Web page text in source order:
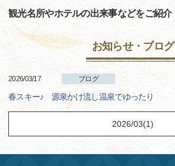
観光名所やホテルの出来事などをご紹介
お知らせ・ブログ
2026/03/17 ブログ
春スキー♪ 源泉かけ流し温泉でゆったり